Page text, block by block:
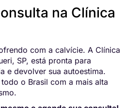
na Clínica
com a calvície. A Clínica
SP, está pronta para
e devolver sua autoestima.
o Brasil com a mais alta